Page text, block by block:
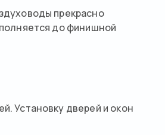
прекрасно
до финишной
Установку дверей и окон